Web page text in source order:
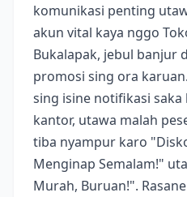
komunikasi penting
akun vital kaya nggo
Bukalapak, jebul banjur
promosi sing ora
sing isine notifikasi saka
kantor, utawa malah
tiba nyampur karo
Menginap Semalam!"
Murah, Buruan!".